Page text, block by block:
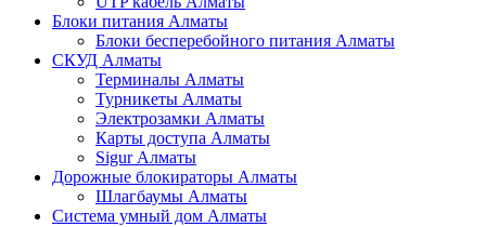
Блоки питания Алматы
Блоки бесперебойного питания Алматы
СКУД Алматы
Терминалы Алматы
Турникеты Алматы
Электрозамки Алматы
Карты доступа Алматы
Sigur Алматы
Дорожные блокираторы Алматы
Шлагбаумы Алматы
Система умный дом Алматы